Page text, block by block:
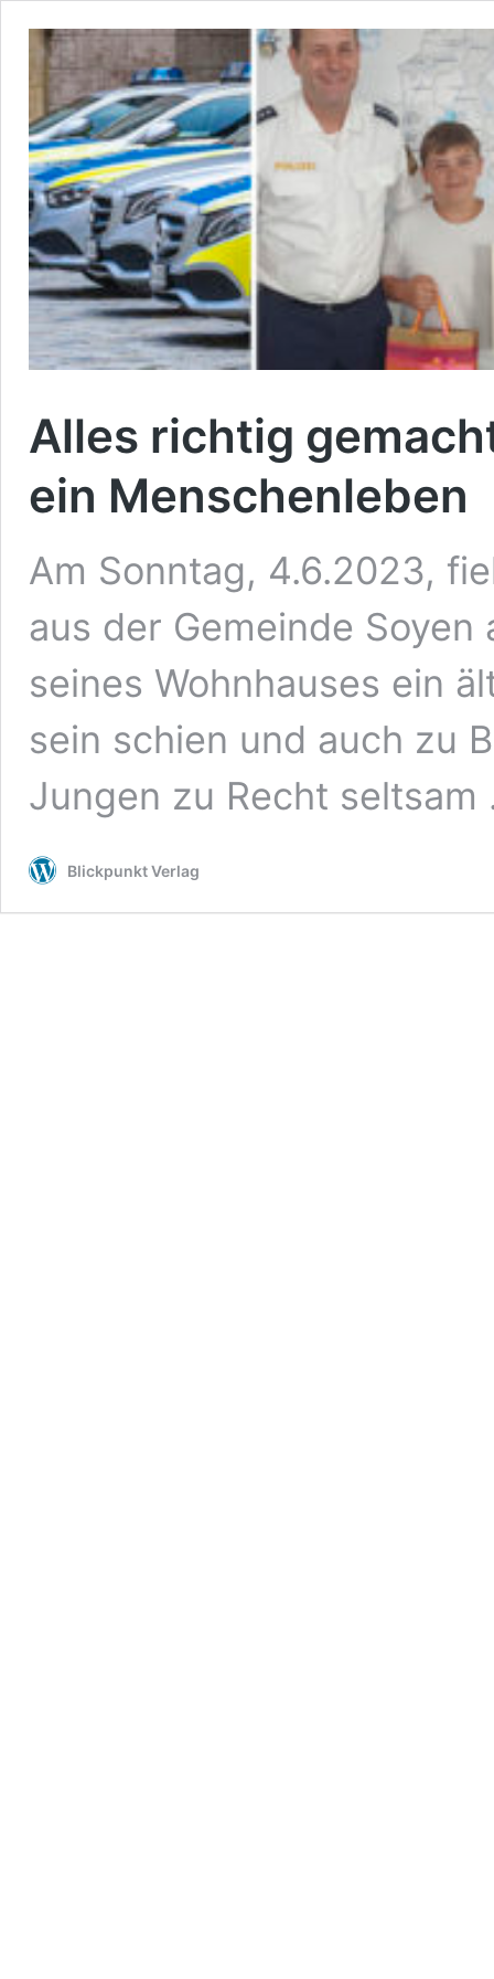
Alles richtig
ein Menschenleben
Am Sonntag, 4.6.2023,
aus der Gemeinde
seines Wohnhauses ein
sein schien und auch zu
Jungen zu Recht
Blickpunkt Verlag